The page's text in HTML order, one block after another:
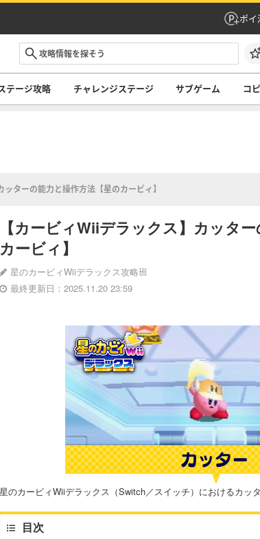
ポイ
テージ攻略 チャレンジステージ サブゲーム コ
ッターの能力と操作方法【星のカービィ】
【カービィWiiデラックス】カッタ
カービィ】
星のカービィWiiデラックス攻略班
最終更新日：2025.11.20 23:59
星のカービィWiiデラックス（Switch／スイッチ）におけるカッ
目次